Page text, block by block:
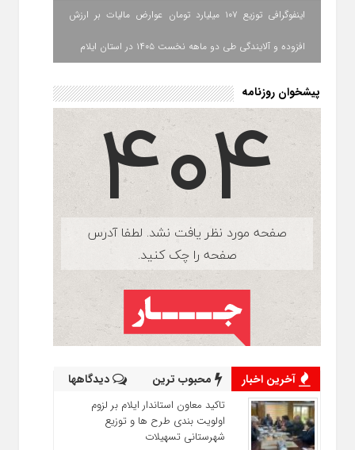
اینفوگرافی توزیع ۱۰۷ میلیارد تومان عوارض مالیات بر ارزش
افزوده و آلایندگی طی دو ماهه نخست ۱۴۰۵ در استان ایلام
پیشخوان روزنامه
آخرین اخبار محبوب ترین دیدگاهها
تاکید معاون استاندار ایلام بر لزوم
اولویت‌ بندی طرح‌ ها و توزیع
شهرستانی تسهیلات